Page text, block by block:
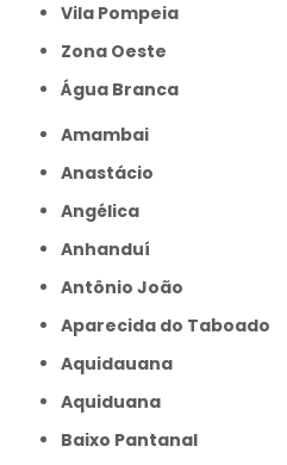
Vila Pompeia
Zona Oeste
Água Branca
Amambai
Anastácio
Angélica
Anhanduí
Antônio João
Aparecida do Taboado
Aquidauana
Aquiduana
Baixo Pantanal